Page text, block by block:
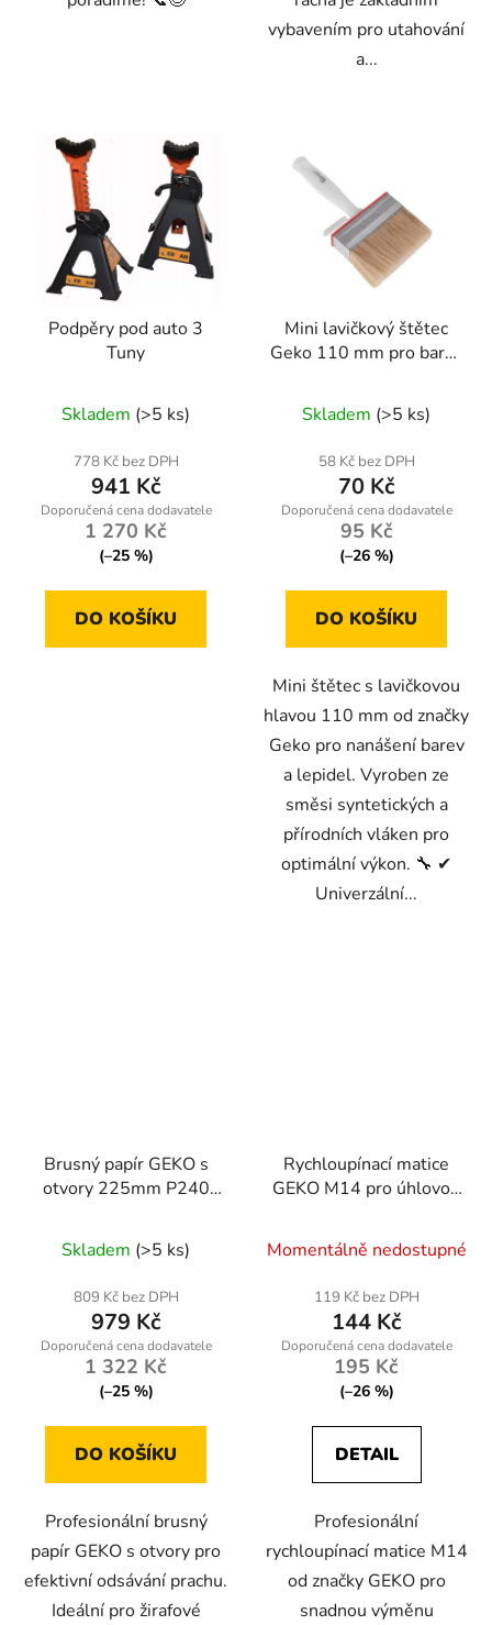
vybavením pro utahování
a...
Podpěry pod auto 3
Tuny
hodnocení
produktu
je
4,0
z
hvězdiček.
Skladem (>5 ks)
778 Kč bez DPH
941 Kč
1 270 Kč
(–25 %)
DO KOŠÍKU
Mini lavičkový štětec
Geko 110 mm pro barvy
přírodní vlákna
Skladem (>5 ks)
58 Kč bez DPH
70 Kč
95 Kč
(–26 %)
DO KOŠÍKU
Mini štětec s lavičkovou
hlavou 110 mm od značky
Geko pro nanášení barev
a lepidel. Vyroben ze
směsi syntetických a
přírodních vláken pro
optimální výkon. 🔧 ✔
Univerzální...
Brusný papír GEKO s
otvory 225mm P240
kusů pro dokončovací
broušení
Skladem (>5 ks)
809 Kč bez DPH
979 Kč
1 322 Kč
(–25 %)
DO KOŠÍKU
Profesionální brusný
papír GEKO s otvory pro
efektivní odsávání prachu.
Ideální pro žirafové
Rychloupínací matice
GEKO M14 pro úhlovou
bez klíčů
Momentálně nedostupné
119 Kč bez DPH
144 Kč
195 Kč
(–26 %)
DETAIL
Profesionální
rychloupínací matice M14
od značky GEKO pro
snadnou výměnu